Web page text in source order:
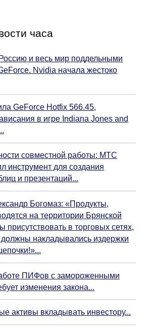
часа
и весь мир поддельными
Nvidia начала жестоко
GeForce Hotfix 566.45,
в игре Indiana Jones and
совместной работы: МТС
инструмент для создания
и презентаций...
Богомаз: «Продукты,
на территории Брянской
присутствовать в торговых сетях,
должны накладывались издержки
ПИФов с замороженными
изменения закона...
активы вкладывать инвестору...